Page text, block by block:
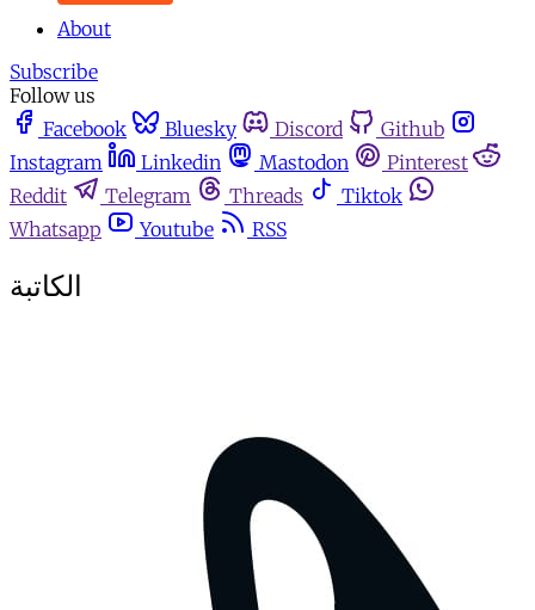
About
Subscribe
Follow us
Facebook
Bluesky Discord
Github
Instagram
Linkedin Mastodon
Pinterest
Reddit
Telegram Threads
Tiktok
Whatsapp
Youtube RSS
الكاتبة